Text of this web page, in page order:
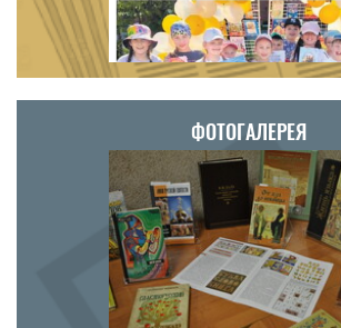
ФОТОГАЛЕРЕЯ